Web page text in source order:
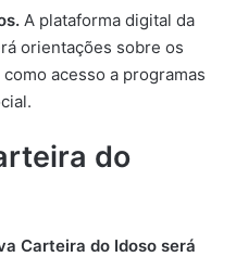
A plataforma digital da
orientações sobre os
acesso a programas
do
Carteira do Idoso será